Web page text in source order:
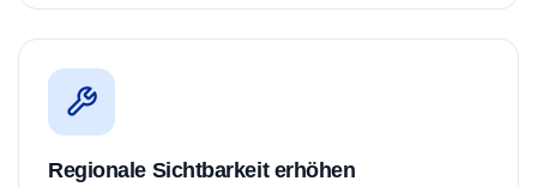
Regionale Sichtbarkeit erhöhen